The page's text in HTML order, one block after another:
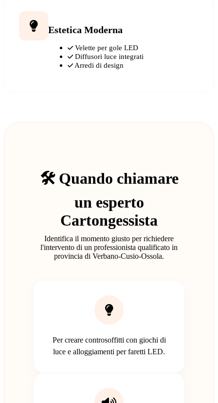
Estetica Moderna
Velette per gole LED
Diffusori luce integrati
Arredi di design
🛠️ Quando chiamare
un esperto
Cartongessista
Identifica il momento giusto per richiedere
l'intervento di un professionista qualificato in
provincia di Verbano-Cusio-Ossola.
Per creare controsoffitti con giochi di
luce e alloggiamenti per faretti LED.